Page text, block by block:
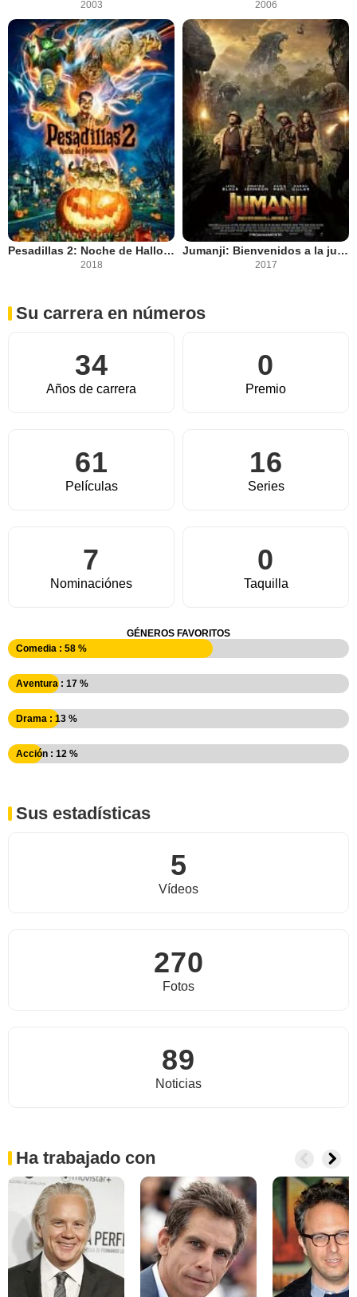
2003 2006
Pesadillas 2: Noche de Halloween
2018
Jumanji: Bienvenidos a la jungla
2017
Su carrera en números
34
Años de carrera
0
Premio
61
Películas
16
Series
7
Nominaciónes
0
Taquilla
GÉNEROS FAVORITOS
Comedia : 58 %
Aventura : 17 %
Drama : 13 %
Acción : 12 %
Sus estadísticas
5
Vídeos
270
Fotos
89
Noticias
Ha trabajado con